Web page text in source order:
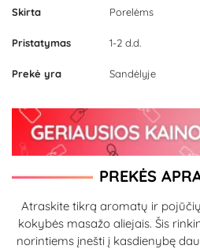
Skirta Porelėms
Pristatymas 1-2 d.d.
Prekė yra Sandėlyje
PREKĖS
Atraskite tikrą aromatų ir
kokybės masažo aliejais. Šis
norintiems įnešti į kasdienybę